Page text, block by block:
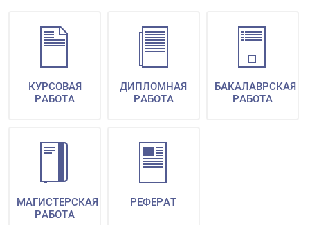
КУРСОВАЯ
РАБОТА
ДИПЛОМНАЯ
РАБОТА
БАКАЛАВРСКАЯ
РАБОТА
МАГИСТЕРСКАЯ
РАБОТА
РЕФЕРАТ